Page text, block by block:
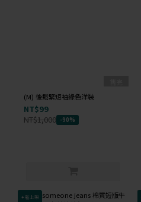
(M) 後鬆緊短袖綠色洋裝
NT$99
NT$1,000 -90%
✦新上架